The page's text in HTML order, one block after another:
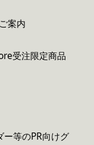
案内
受注限定商品
ー等のPR向けグ